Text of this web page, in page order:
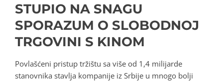
STUPIO NA SNAGU
SPORAZUM O SLOBODNOJ
TRGOVINI S KINOM
Povlašćeni pristup tržištu sa više od 1,4 milijarde
stanovnika stavlja kompanije iz Srbije u mnogo bolji